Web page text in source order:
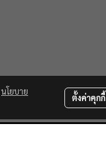
นโยบาย
ตั้งค่าคุกกี้